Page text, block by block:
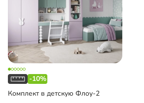
-10%
Комплект в детскую Флоу-2